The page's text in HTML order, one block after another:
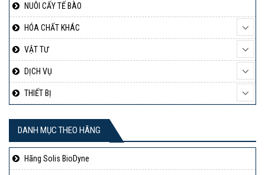
NUÔI CẤY TẾ BÀO
HÓA CHẤT KHÁC
VẬT TƯ
DỊCH VỤ
THIẾT BỊ
DANH MỤC THEO HÃNG
Hãng Solis BioDyne